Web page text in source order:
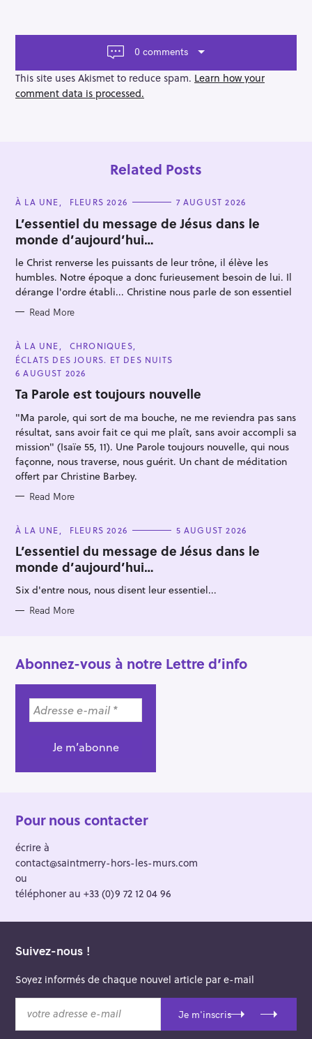
a
o
n
0 comments
This site uses Akismet to reduce spam. Learn how your
comment data is processed.
Related Posts
C
T
E
G
O
R
I
E
S
À LA UNE FLEURS 2026 7 AUGUST 2026
L’essentiel du message de Jésus dans le
monde d’aujourd’hui…
le Christ renverse les puissants de leur trône, il élève les
humbles. Notre époque a donc furieusement besoin de lui. Il
dérange l'ordre établi... Christine nous parle de son essentiel
Read More
C
A
T
E
O
R
E
À LA UNE
CHRONIQUES
ÉCLATS DES JOURS. ET DES NUITS
6 AUGUST 2026
Ta Parole est toujours nouvelle
"Ma parole, qui sort de ma bouche, ne me reviendra pas sans
résultat, sans avoir fait ce qui me plaît, sans avoir accompli sa
mission" (Isaïe 55, 11). Une Parole toujours nouvelle, qui nous
façonne, nous traverse, nous guérit. Un chant de méditation
offert par Christine Barbey.
Read More
C
T
E
G
O
R
I
S
À LA UNE FLEURS 2026 5 AUGUST 2026
L’essentiel du message de Jésus dans le
monde d’aujourd’hui…
Six d'entre nous, nous disent leur essentiel...
Read More
Abonnez-vous à notre Lettre d’info
Pour nous contacter
écrire à
contact@saintmerry-hors-les-murs.com
ou
téléphoner au +33 (0)9 72 12 04 96
Suivez-nous !
Soyez informés de chaque nouvel article par e-mail
t
Je m'inscris